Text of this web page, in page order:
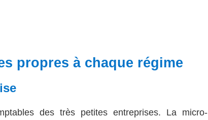
propres à chaque régime
des très petites entreprises. La micro-